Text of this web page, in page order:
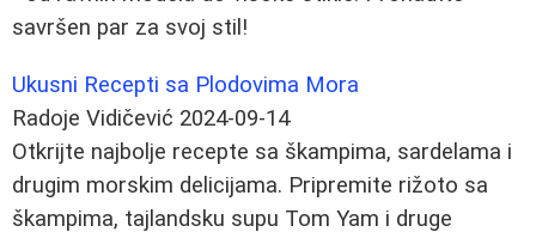
savršen par za svoj stil!
Ukusni Recepti sa Plodovima Mora
Radoje Vidičević 2024-09-14
Otkrijte najbolje recepte sa škampima, sardelama i
drugim morskim delicijama. Pripremite rižoto sa
škampima, tajlandsku supu Tom Yam i druge